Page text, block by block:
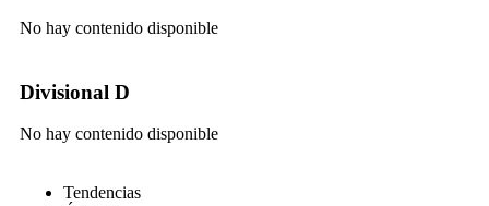
No hay contenido disponible
Divisional D
No hay contenido disponible
Tendencias